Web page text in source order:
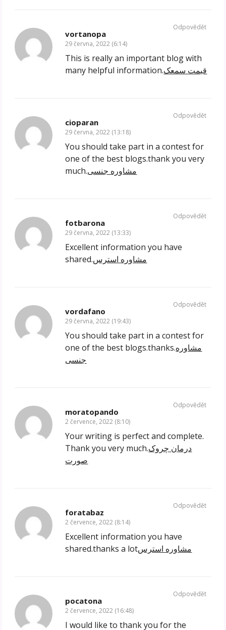
vortanopa
29 června, 2022 (6:14)
This is really an important blog with
many helpful information.قیمت سمعک
Odpovědět
cioparan
29 června, 2022 (13:18)
You should take part in a contest for
one of the best blogs.thank you very
much.مشاوره جنسی
Odpovědět
fotbarona
29 června, 2022 (13:33)
Excellent information you have
shared.مشاوره استرس
Odpovědět
vordafano
29 června, 2022 (19:43)
You should take part in a contest for
one of the best blogs.thanks.مشاوره
جنسی
Odpovědět
moratopando
2 července, 2022 (8:10)
Your writing is perfect and complete.
Thank you very much.درمان چروک
صورت
Odpovědět
foratabaz
2 července, 2022 (8:14)
Excellent information you have
shared.thanks a lotمشاوره استرس
Odpovědět
pocatona
2 července, 2022 (16:48)
I would like to thank you for the
Odpovědět